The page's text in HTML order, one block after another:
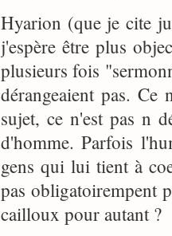
Hyarion (que je cite
j'espère être plus
plusieurs fois
dérangeaient pas.
sujet, ce n'est pas n
d'homme. Parfois
gens qui lui tient à
pas obligatoirempent
cailloux pour autant ?